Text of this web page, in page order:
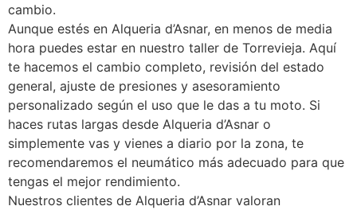
cambio.
Aunque estés en Alqueria d’Asnar, en menos de media
hora puedes estar en nuestro taller de Torrevieja. Aquí
te hacemos el cambio completo, revisión del estado
general, ajuste de presiones y asesoramiento
personalizado según el uso que le das a tu moto. Si
haces rutas largas desde Alqueria d’Asnar o
simplemente vas y vienes a diario por la zona, te
recomendaremos el neumático más adecuado para que
tengas el mejor rendimiento.
Nuestros clientes de Alqueria d’Asnar valoran